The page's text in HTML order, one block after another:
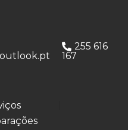
255 616
167